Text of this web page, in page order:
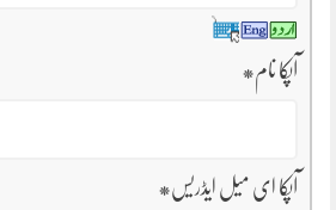
آپکا نام*
آپکا ای میل ایڈریس*